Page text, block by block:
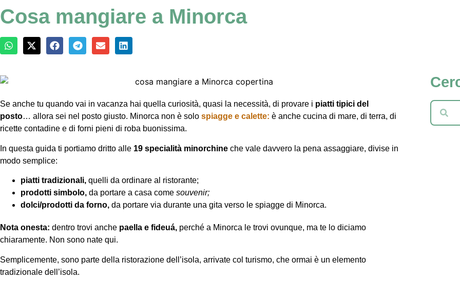
Cosa mangiare a Minorca
Se anche tu quando vai in vacanza hai quella curiosità, quasi la necessità, di provare i piatti tipici del
posto… allora sei nel posto giusto. Minorca non è solo spiagge e calette: è anche cucina di mare, di terra, di
ricette contadine e di forni pieni di roba buonissima.
In questa guida ti portiamo dritto alle 19 specialità minorchine che vale davvero la pena assaggiare, divise in
modo semplice:
piatti tradizionali, quelli da ordinare al ristorante;
prodotti simbolo, da portare a casa come souvenir;
dolci/prodotti da forno, da portare via durante una gita verso le spiagge di Minorca.
Nota onesta: dentro trovi anche paella e fideuá, perché a Minorca le trovi ovunque, ma te lo diciamo
chiaramente. Non sono nate qui.
Semplicemente, sono parte della ristorazione dell’isola, arrivate col turismo, che ormai è un elemento
tradizionale dell’isola.